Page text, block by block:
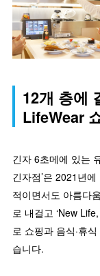
12개 층에
LifeWear
긴자 6초메에 있는
긴자점’은 2021년
적이면서도 아름다
로 내걸고 ‘New
로 쇼핑과 음식·휴
습니다.